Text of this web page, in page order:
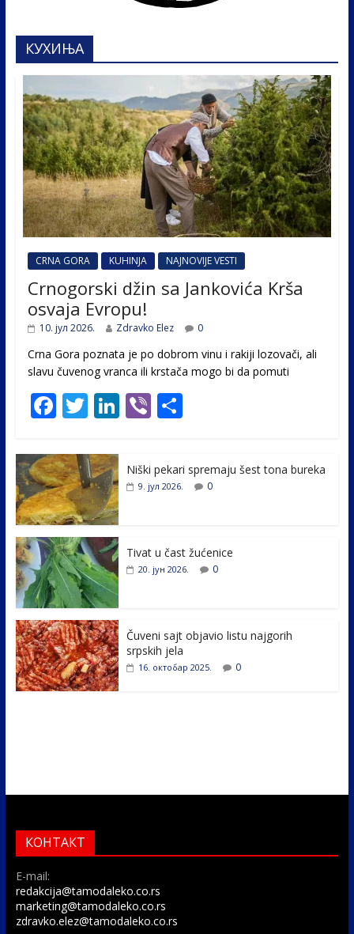
КУХИЊА
CRNA GORA KUHINJA NAJNOVIJE VESTI
Crnogorski džin sa Jankovića Krša
osvaja Evropu!
10. јул 2026. Zdravko Elez 0
Crna Gora poznata je po dobrom vinu i rakiji lozovači, ali
slavu čuvenog vranca ili krstača mogo bi da pomuti
F
e
b
o
o
k
T
itt
er
Li
e
Vi
er
S
e
Niški pekari spremaju šest tona bureka
9. јул 2026. 0
Tivat u čast žućenice
20. јун 2026. 0
Čuveni sajt objavio listu najgorih
srpskih jela
16. октобар 2025. 0
КОНТАКТ
E-mail:
redakcija@tamodaleko.co.rs
marketing@tamodaleko.co.rs
zdravko.elez@tamodaleko.co.rs